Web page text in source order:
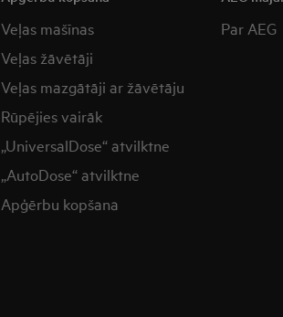
Veļas mašīnas
Veļas žāvētāji
Veļas mazgātāji ar žāvētāju
Rūpējies vairāk
„UniversalDose“ atvilktne
„AutoDose“ atvilktne
Apģērbu kopšana
Par AEG